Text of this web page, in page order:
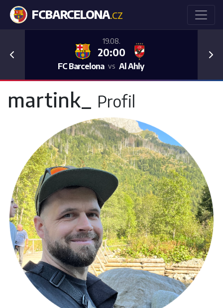
FCBARCELONA.CZ
19.08.
20:00
FC Barcelona vs Al Ahly
Previous
martink_ Profil